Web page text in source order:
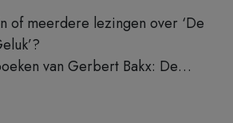
of meerdere lezingen over ‘De
van Gerbert Bakx: De
tussen mogelijkheden en